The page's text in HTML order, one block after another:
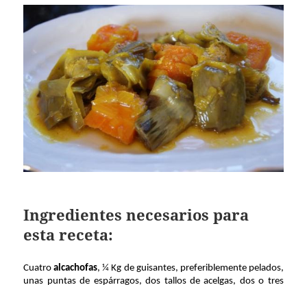
Ingredientes necesarios para
esta receta:
Cuatroalcachofas, ¼ Kg de guisantes, preferiblemente pelados,
unas puntas de espárragos, dos tallos de acelgas, dos o tres